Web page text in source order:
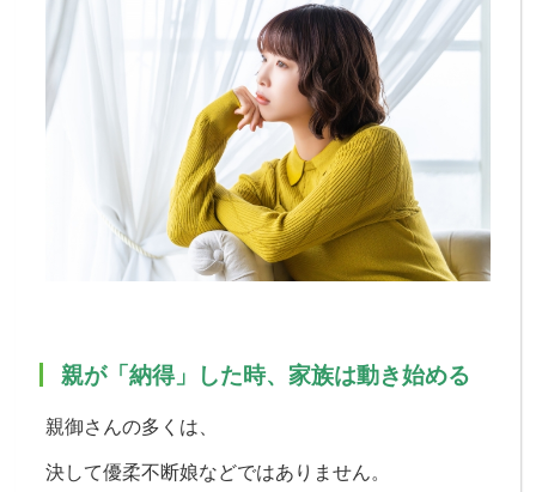
親が「納得」した時、家族は動き始める
親御さんの多くは、
決して優柔不断娘などではありません。